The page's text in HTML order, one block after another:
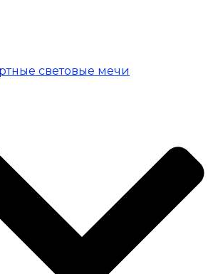
световые мечи